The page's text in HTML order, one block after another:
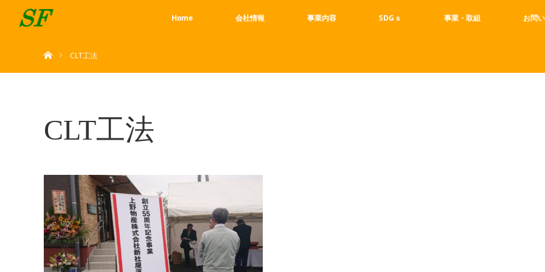
Home 会社情報 事業内容 SDGｓ 事業・取組 お問
CLT工法
CLT工法